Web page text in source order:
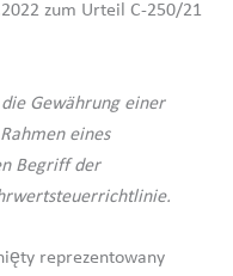
zum Urteil C-250/21
Gewährung einer
eines
Begriff der
reprezentowany